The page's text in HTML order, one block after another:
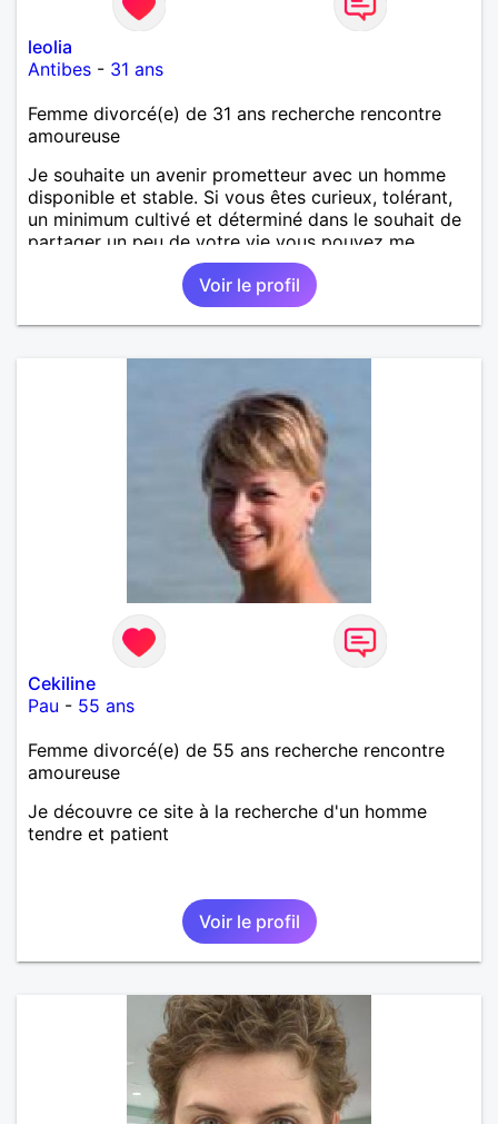
leolia
Antibes - 31 ans
Femme divorcé(e) de 31 ans recherche rencontre
amoureuse
Je souhaite un avenir prometteur avec un homme
disponible et stable. Si vous êtes curieux, tolérant,
un minimum cultivé et déterminé dans le souhait de
partager un peu de votre vie vous pouvez me
contacter, nous ferons connaissance.
Voir le profil
Cekiline
Pau - 55 ans
Femme divorcé(e) de 55 ans recherche rencontre
amoureuse
Je découvre ce site à la recherche d'un homme
tendre et patient
Voir le profil